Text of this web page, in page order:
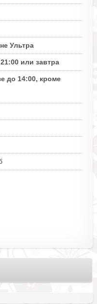
Ультра
или завтра
до 14:00, кроме